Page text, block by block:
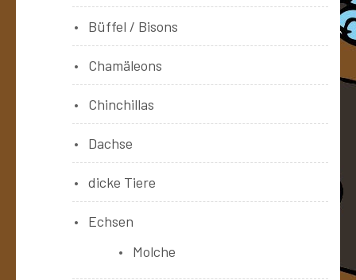
Büffel / Bisons
Chamäleons
Chinchillas
Dachse
dicke Tiere
Echsen
Molche